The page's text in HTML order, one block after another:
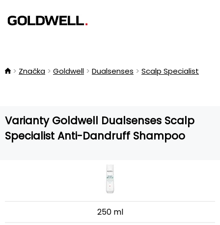
Značka Goldwell Dualsenses Scalp Specialist
Varianty Goldwell Dualsenses Scalp
Specialist Anti-Dandruff Shampoo
250 ml